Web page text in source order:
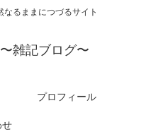
なるままにつづるサイト
雑記ブログ〜
プロフィール
せ